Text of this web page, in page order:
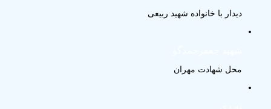
دیدار با خانواده شهید ربیعی
محل شهادت مهران